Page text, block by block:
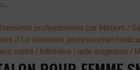
professionnels par Métiers /
// Le vêtement professionnel médical
santé / Infirmière / aide soignante /